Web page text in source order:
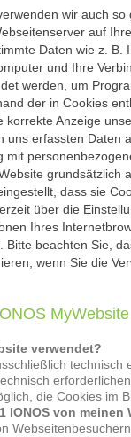
wir auch so
auf
Daten wie z. B.
und Ihre
werden, um
der in Cookies
korrekte Anzeige
uns erfassten Daten
mit
grundsätzlich
dass sie
über die
Ihres
Bitte beachten Sie,
wenn Sie die
MyWebsite
verwendet?
technisch
die Cookies im
IONOS von